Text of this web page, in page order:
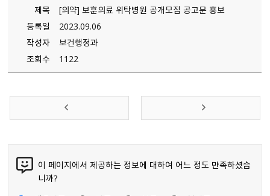
제목
[의약] 보훈의료 위탁병원 공개모집 공고문 홍보
등록일
2023.09.06
작성자
보건행정과
조회수
1122
이 페이지에서 제공하는 정보에 대하여 어느 정도 만족하셨습
니까?